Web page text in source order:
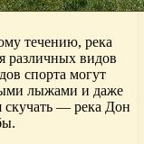
течению, река
различных видов
спорта могут
лыжами и даже
скучать — река Дон